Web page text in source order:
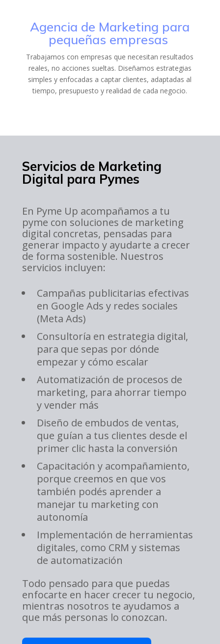
Agencia de Marketing para
pequeñas empresas
Trabajamos con empresas que necesitan resultados
reales, no acciones sueltas. Diseñamos estrategias
simples y enfocadas a captar clientes, adaptadas al
tiempo, presupuesto y realidad de cada negocio.
Servicios de Marketing
Digital para Pymes
En Pyme Up acompañamos a tu
pyme con soluciones de marketing
digital concretas, pensadas para
generar impacto y ayudarte a crecer
de forma sostenible. Nuestros
servicios incluyen:
Campañas publicitarias efectivas
en Google Ads y redes sociales
(Meta Ads)
Consultoría en estrategia digital,
para que sepas por dónde
empezar y cómo escalar
Automatización de procesos de
marketing, para ahorrar tiempo
y vender más
Diseño de embudos de ventas,
que guían a tus clientes desde el
primer clic hasta la conversión
Capacitación y acompañamiento,
porque creemos en que vos
también podés aprender a
manejar tu marketing con
autonomía
Implementación de herramientas
digitales, como CRM y sistemas
de automatización
Todo pensado para que puedas
enfocarte en hacer crecer tu negocio,
mientras nosotros te ayudamos a
que más personas lo conozcan.